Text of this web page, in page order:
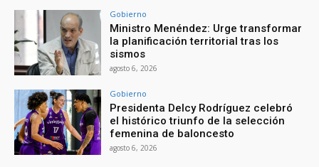
Gobierno
Ministro Menéndez: Urge transformar
la planificación territorial tras los
sismos
agosto 6, 2026
Gobierno
Presidenta Delcy Rodríguez celebró
el histórico triunfo de la selección
femenina de baloncesto
agosto 6, 2026